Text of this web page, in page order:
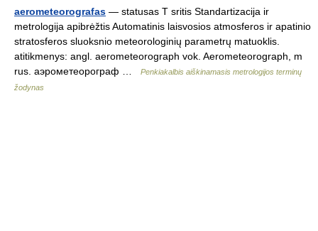
aerometeorografas — statusas T sritis Standartizacija ir
metrologija apibrėžtis Automatinis laisvosios atmosferos ir apatinio
stratosferos sluoksnio meteorologinių parametrų matuoklis.
atitikmenys: angl. aerometeorograph vok. Aerometeorograph, m
rus. аэрометеорограф …
Penkiakalbis aiškinamasis metrologijos terminų
žodynas